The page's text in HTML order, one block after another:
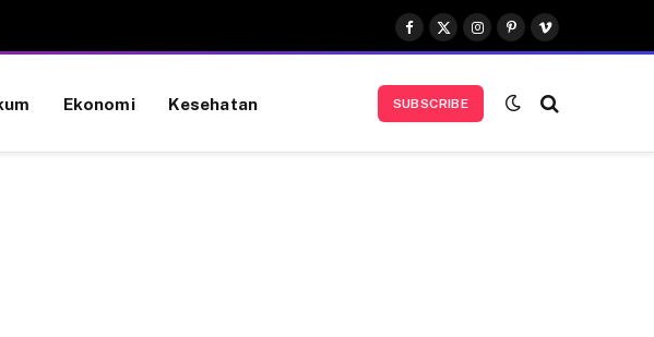
Facebook
X
(Twitter)
Instagram
Pinterest
Vimeo
Ekonomi Kesehatan SUBSCRIBE